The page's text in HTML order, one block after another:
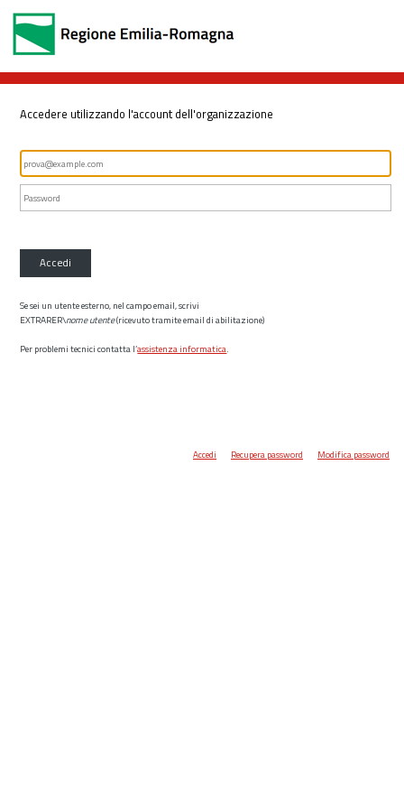
Accedere utilizzando l'account dell'organizzazione
Accedi
Se sei un utente esterno, nel campo email, scrivi
EXTRARER\nome utente(ricevuto tramite email di abilitazione)
Per problemi tecnici contatta l’assistenza informatica.
Accedi Recupera password Modifica password